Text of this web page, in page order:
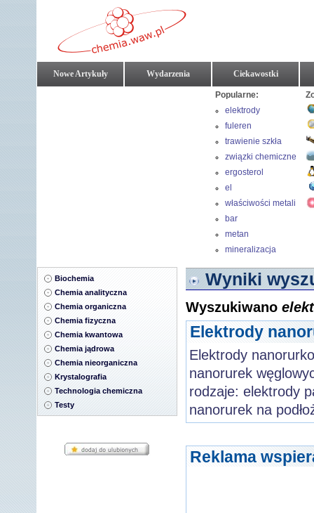
Nowe Artykuły Wydarzenia Ciekawostki
Popularne:
elektrody
nanorurkowe
fuleren
trawienie szkła
związki chemiczne
ergosterol
el
właściwości metali
bar
metan
mineralizacja
Biochemia
Chemia analityczna
Chemia organiczna
Chemia fizyczna
Chemia kwantowa
Chemia jądrowa
Chemia nieorganiczna
Krystalografia
Technologia chemiczna
Testy
Wyniki
Wyszukiwano
Elektrody
Elektrody
nanorurek
rodzaje: elektrody
nanorurek na
Reklama